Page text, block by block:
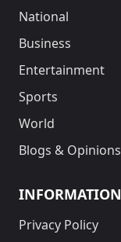
National
Business
Entertainment
Sports
World
Blogs & Opinions
INFORMATION
Privacy Policy